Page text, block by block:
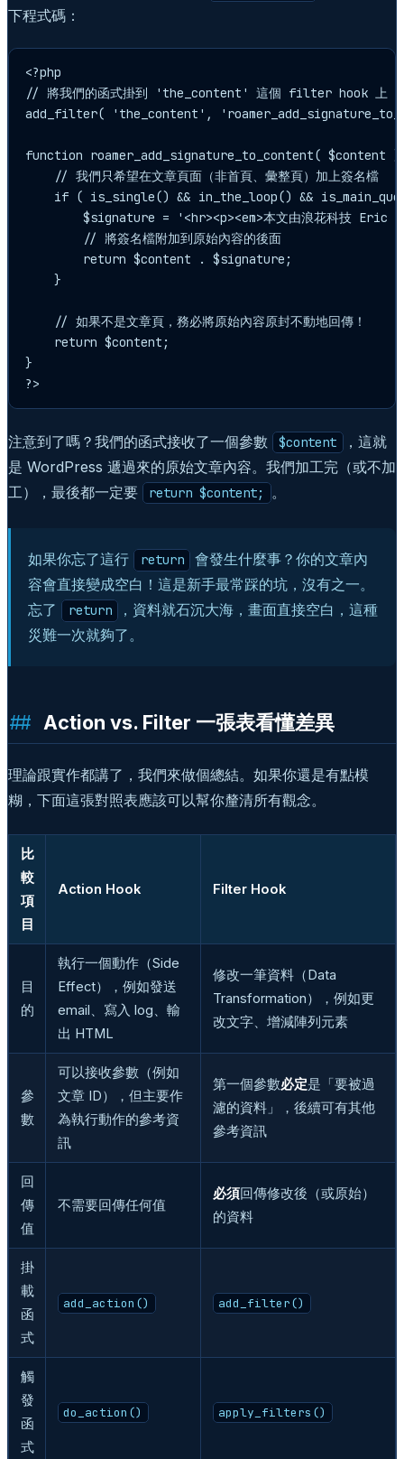
下程式碼：
<?php
// 將我們的函式掛到 'the_content' 這個 filter hook 上
add_filter( 'the_content',
function roamer_add_signature_to_content( $content
    // 我們只希望在文章頁面（非首頁、彙整頁）加上簽名檔
if ( is_single() && in_the_loop() &&
$signature = '<hr><p><em>本文由浪花科技 Eric
        // 將簽名檔附加到原始內容的後面
        return $content . $signature;
    }
    // 如果不是文章頁，務必將原始內容原封不動地回傳！
    return $content;
}
?>
注意到了嗎？我們的函式接收了一個參數 $content
，這就
是 WordPress 遞過來的原始文章內容。我們加工完（或不加
工），最後都一定要
return $content; 。
如果你忘了這行 return
會發生什麼事？你的文章內
容會直接變成空白！這是新手最常踩的坑，沒有之一。
忘了
return
，資料就石沉大海，畫面直接空白，這種
災難一次就夠了。
Action vs. Filter 一張表看懂差異
理論跟實作都講了，我們來做個總結。如果你還是有點模
糊，下面這張對照表應該可以幫你釐清所有觀念。
比
較
項
目
Action Hook Filter Hook
目
的
執行一個動作（Side
Effect），例如發送
email、寫入 log、輸
出 HTML
修改一筆資料（Data
Transformation），例如更
改文字、增減陣列元素
參
數
可以接收參數（例如
文章 ID），但主要作
為執行動作的參考資
訊
第一個參數必定是「要被過
濾的資料」，後續可有其他
參考資訊
回
傳
值
不需要回傳任何值
必須回傳修改後（或原始）
的資料
掛
載
函
式
add_action() add_filter()
觸
發
函
式
do_action() apply_filters()